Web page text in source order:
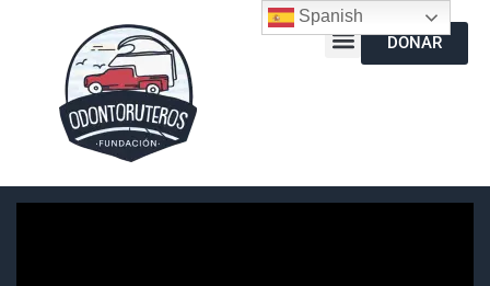
DONAR
Spanish